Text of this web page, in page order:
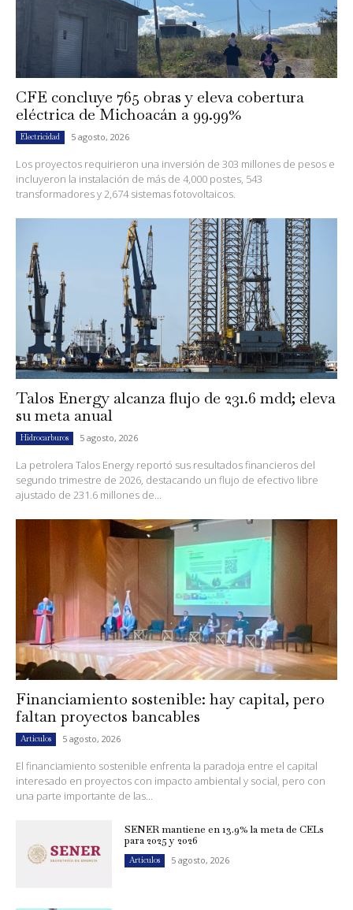
CFE concluye 765 obras y eleva cobertura
eléctrica de Michoacán a 99.99%
Electricidad 5 agosto, 2026
Los proyectos requirieron una inversión de 303 millones de pesos e
incluyeron la instalación de más de 4,000 postes, 543
transformadores y 2,674 sistemas fotovoltaicos.
Talos Energy alcanza flujo de 231.6 mdd; eleva
su meta anual
Hidrocarburos 5 agosto, 2026
La petrolera Talos Energy reportó sus resultados financieros del
segundo trimestre de 2026, destacando un flujo de efectivo libre
ajustado de 231.6 millones de...
Financiamiento sostenible: hay capital, pero
faltan proyectos bancables
Artículos 5 agosto, 2026
El financiamiento sostenible enfrenta la paradoja entre el capital
interesado en proyectos con impacto ambiental y social, pero con
una parte importante de las...
SENER mantiene en 13.9% la meta de CELs
para 2025 y 2026
Artículos 5 agosto, 2026